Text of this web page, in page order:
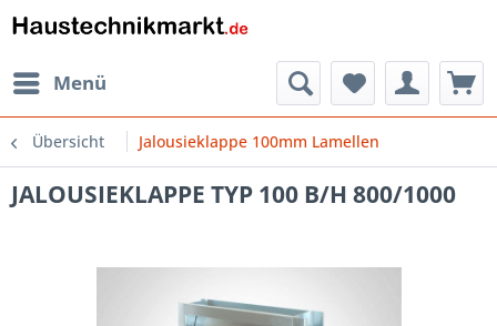
Menü
Übersicht Jalousieklappe 100mm Lamellen
JALOUSIEKLAPPE TYP 100 B/H 800/1000